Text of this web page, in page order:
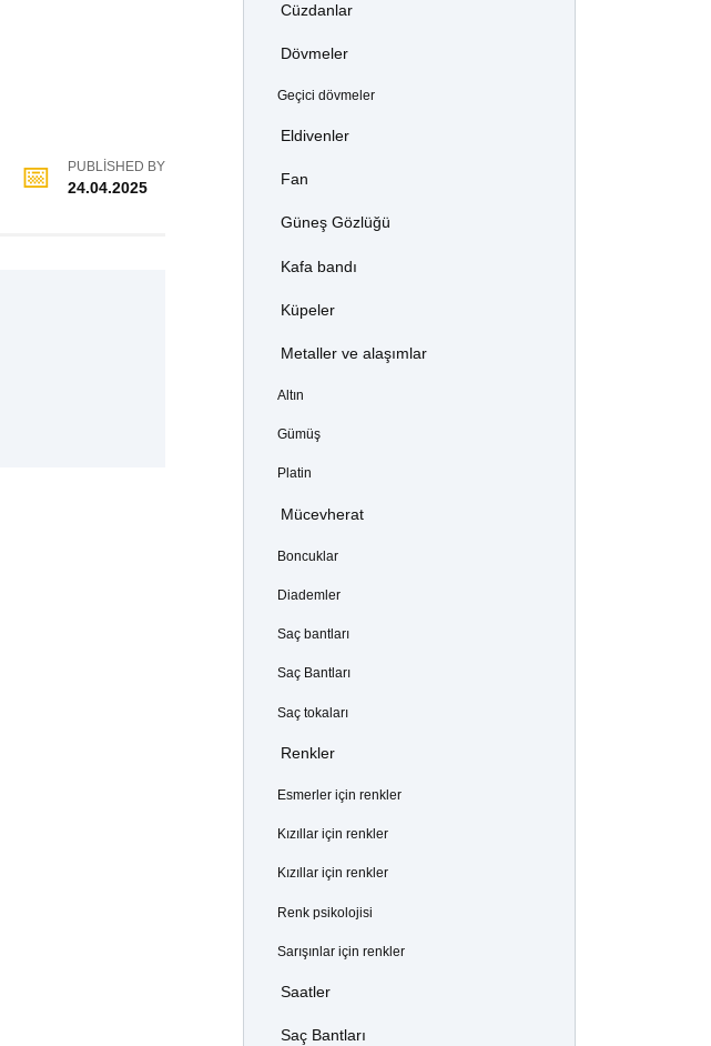
PUBLISHED BY
24.04.2025
Cüzdanlar
Dövmeler
Geçici dövmeler
Eldivenler
Fan
Güneş Gözlüğü
Kafa bandı
Küpeler
Metaller ve alaşımlar
Altın
Gümüş
Platin
Mücevherat
Boncuklar
Diademler
Saç bantları
Saç Bantları
Saç tokaları
Renkler
Esmerler için renkler
Kızıllar için renkler
Kızıllar için renkler
Renk psikolojisi
Sarışınlar için renkler
Saatler
Saç Bantları